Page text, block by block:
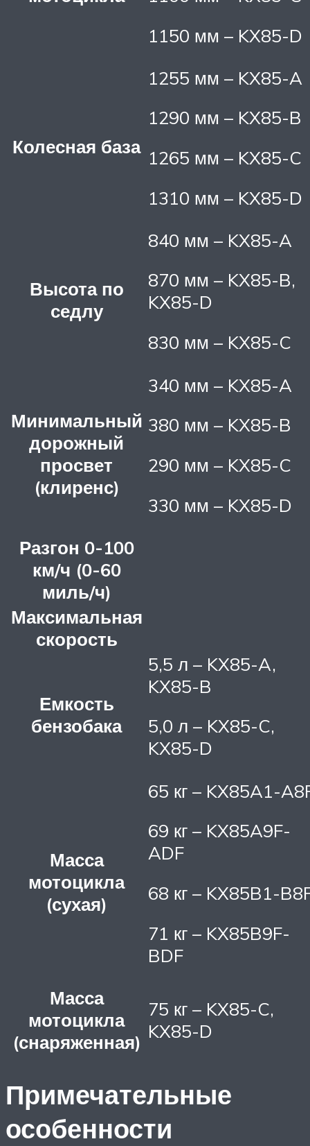
1150 мм – KX85-D
Колесная база
1255 мм – KX85-A
1290 мм – KX85-B
1265 мм – KX85-C
1310 мм – KX85-D
Высота по
седлу
840 мм – KX85-A
870 мм – KX85-B,
KX85-D
830 мм – KX85-C
Минимальный
дорожный
просвет
(клиренс)
340 мм – KX85-A
380 мм – KX85-B
290 мм – KX85-C
330 мм – KX85-D
Разгон 0-100
км/ч (0-60
миль/ч)
Максимальная
скорость
Емкость
бензобака
5,5 л – KX85-A,
KX85-B
5,0 л – KX85-C,
KX85-D
Масса
мотоцикла
(сухая)
65 кг – KX85A1-
69 кг – KX85A9F-
ADF
68 кг – KX85B1-
71 кг – KX85B9F-
BDF
Масса
мотоцикла
(снаряженная)
75 кг – KX85-C,
KX85-D
Примечательные
особенности